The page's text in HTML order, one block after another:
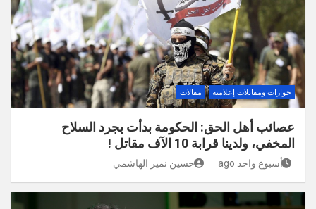
حوارات ومقابلات إعلامية مقالات
عصائب أهل الحق: الحكومة بدأت بجرد السلاح
المخفي، ولدينا قرابة 10 الآف مقاتل !
أسبوع واحد ago حسين نمير الهاشمي